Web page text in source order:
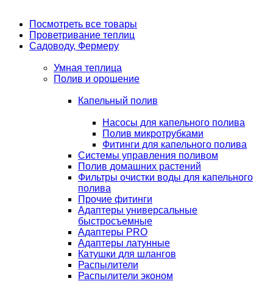
Посмотреть все товары
Проветривание теплиц
Садоводу, Фермеру
Умная теплица
Полив и орошение
Капельный полив
Насосы для капельного полива
Полив микротрубками
Фитинги для капельного полива
Системы управления поливом
Полив домашних растений
Фильтры очистки воды для капельного
полива
Прочие фитинги
Адаптеры универсальные
быстросъемные
Адаптеры PRO
Адаптеры латунные
Катушки для шлангов
Распылители
Распылители эконом